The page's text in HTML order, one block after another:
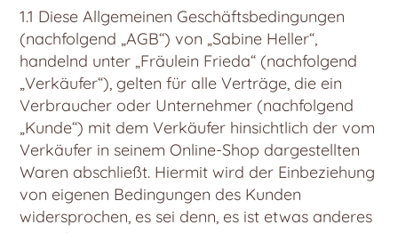
1.1 Diese Allgemeinen Geschäftsbedingungen
(nachfolgend „AGB“) von „Sabine Heller“,
handelnd unter „Fräulein Frieda“ (nachfolgend
„Verkäufer“), gelten für alle Verträge, die ein
Verbraucher oder Unternehmer (nachfolgend
„Kunde“) mit dem Verkäufer hinsichtlich der vom
Verkäufer in seinem Online-Shop dargestellten
Waren abschließt. Hiermit wird der Einbeziehung
von eigenen Bedingungen des Kunden
widersprochen, es sei denn, es ist etwas anderes